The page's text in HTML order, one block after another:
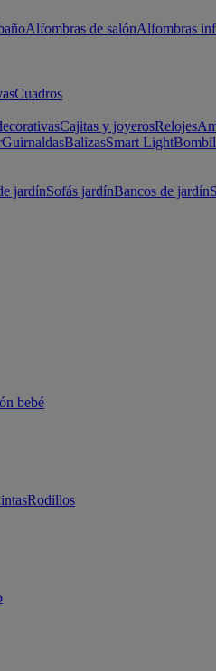
Alfombras de salónAlfombras
Cuadros
Cajitas y joyerosRelojes
GuirnaldasBalizasSmart Light
jardínSofás jardínBancos de jardín
bebé
Rodillos